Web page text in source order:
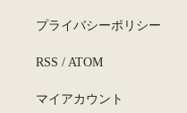
プライバシーポリシー
RSS / ATOM
マイアカウント